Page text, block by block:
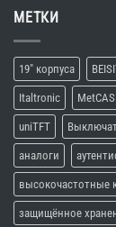
МЕТКИ
19" корпуса
Italtronic
uniTFT
аналоги
высокочастотные
защищённое